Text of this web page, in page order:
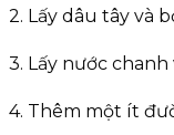
2. Lấy dâu tây và
3. Lấy nước chanh
4. Thêm một ít